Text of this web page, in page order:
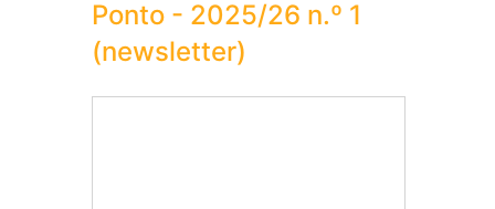
Ponto - 2025/26 n.º 1
(newsletter)